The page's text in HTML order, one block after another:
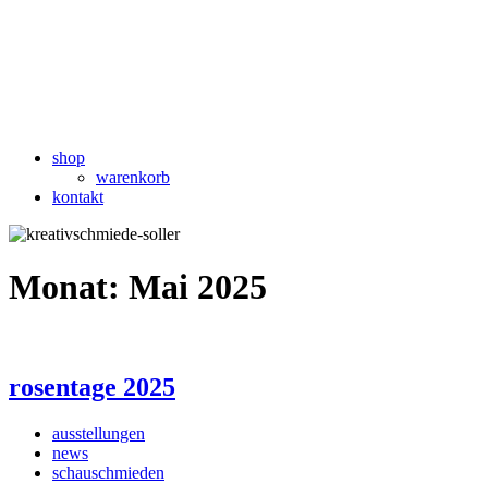
shop
warenkorb
kontakt
Monat: Mai 2025
rosentage 2025
ausstellungen
news
schauschmieden